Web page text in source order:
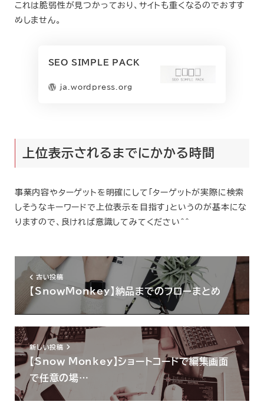
これは脆弱性が見つかっており、サイトも重くなるのでおすす
めしません。
SEO SIMPLE PACK
ja.wordpress.org
上位表示されるまでにかかる時間
事業内容やターゲットを明確にして「ターゲットが実際に検索
しそうなキーワードで上位表示を目指す」というのが基本にな
りますので、良ければ意識してみてください＾＾
古い投稿
【SnowMonkey】納品までのフローまとめ
新しい投稿
【Snow Monkey】ショートコードで編集画面
で任意の場…